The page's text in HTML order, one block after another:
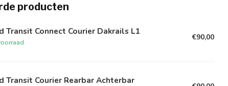
producten
Transit Connect Courier Dakrails L1
€90,00
Transit Courier Rearbar Achterbar